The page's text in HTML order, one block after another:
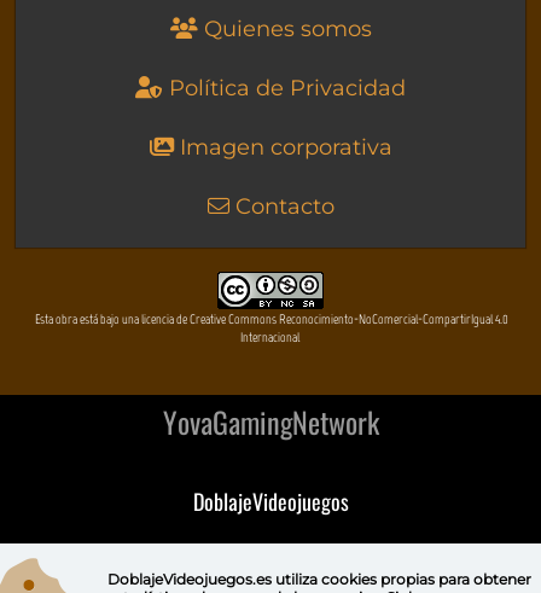
Quienes somos
Política de Privacidad
Imagen corporativa
Contacto
Esta obra está bajo una licencia de Creative Commons Reconocimiento-NoComercial-CompartirIgual 4.0
Internacional
YovaGamingNetwork
DoblajeVideojuegos
DoblajeVideojuegos.es utiliza cookies propiaspara obtener